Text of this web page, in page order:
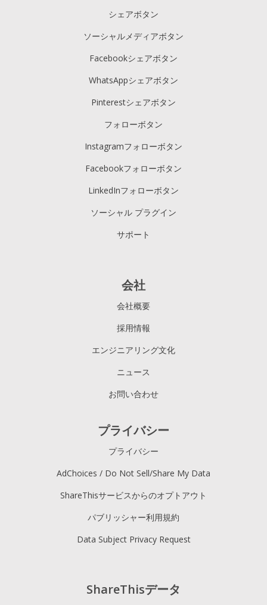
シェアボタン
ソーシャルメディアボタン
Facebookシェアボタン
WhatsAppシェアボタン
Pinterestシェアボタン
フォローボタン
Instagramフォローボタン
Facebookフォローボタン
LinkedInフォローボタン
ソーシャル プラグイン
サポート
ShareThisデータ
会社
会社概要
採用情報
エンジニアリング文化
ニュース
お問い合わせ
プライバシー
プライバシー
AdChoices / Do Not Sell/Share My Data
ShareThisサービスからのオプトアウト
パブリッシャー利用規約
Data Subject Privacy Request